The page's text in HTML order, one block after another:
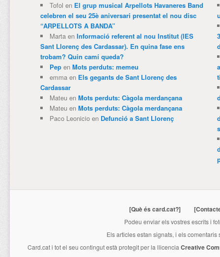
Tofol en El grup musical Arpellots Havaneres Band
celebren el seu 25è aniversari presentat el nou disc
“ARPELLOTS A BANDA”
Martaen Informació referent al nou Institut (IES
Sant Llorenç des Cardassar). En quina fase ens
trobam? Quin camí queda?
Pepen Mots perduts: memeu
emmaen Els gegants de Sant Llorenç des
Cardassar
Mateuen Mots perduts: Càgola merdançana
Mateuen Mots perduts: Càgola merdançana
Paco Leonicioen Defunció a Sant Llorenç
[Què és card.cat?]
Podeu enviar els vostres escrits i
Els articles estan signats, i els
Card.cati tot el seu contingut està protegit per la llicencia Creative